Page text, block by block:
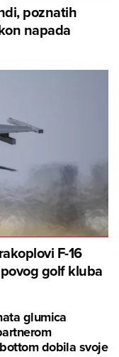
poznatih
napada
F-16
golf kluba
glumica
dobila svoje